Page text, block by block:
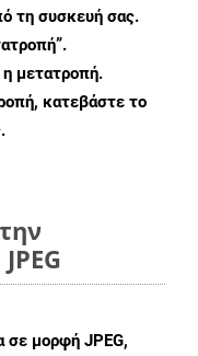
τη συσκευή σας.
.
μετατροπή.
κατεβάστε το
σε μορφή JPEG,